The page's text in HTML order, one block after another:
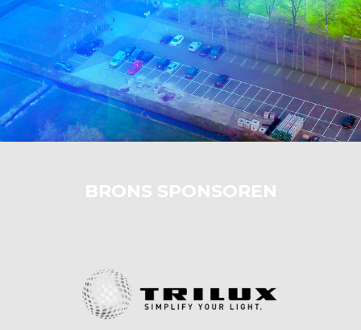
BRONS SPONSOREN